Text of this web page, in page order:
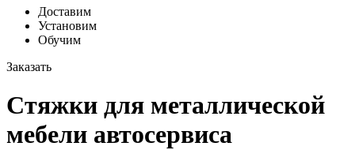
Доставим
Установим
Обучим
Заказать
Стяжки для металлической
мебели автосервиса